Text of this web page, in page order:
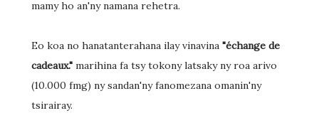
mamy ho an'ny namana rehetra.
Eo koa no hanatanterahana ilay vinavina "échange de
cadeaux." marihina fa tsy tokony latsaky ny roa arivo
(10.000 fmg) ny sandan'ny fanomezana omanin'ny
tsirairay.